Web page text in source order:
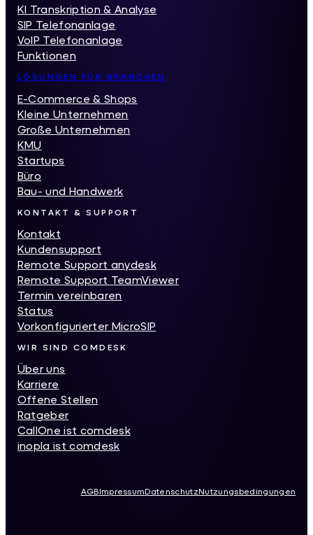
KI Transkription & Analyse
SIP Telefonanlage
VoIP Telefonanlage
Funktionen
LÖSUNGEN FÜR BRANCHEN
E-Commerce & Shops
Kleine Unternehmen
Große Unternehmen
KMU
Startups
Büro
Bau- und Handwerk
KONTAKT & SUPPORT
Kontakt
Kundensupport
Remote Support anydesk
Remote Support TeamViewer
Termin vereinbaren
Status
Vorkonfigurierter MicroSIP
WIR SIND COMDESK
Über uns
Karriere
Offene Stellen
Ratgeber
CallOne ist comdesk
inopla ist comdesk
AGBImpressumDatenschutzNutzungsbedingungen